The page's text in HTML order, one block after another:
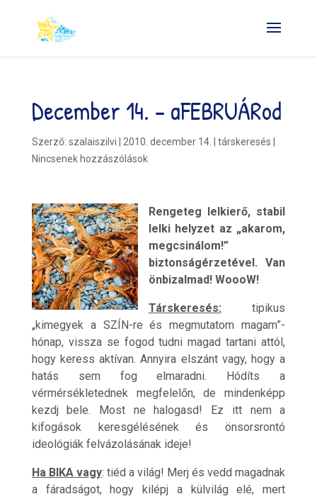
December 14. – aFEBRUÁRod
Szerző: szalaiszilvi 2010. december 14. társkeresés
Nincsenek hozzászólások
Rengeteg lelkierő, stabil
lelki helyzet az „akarom,
megcsinálom!”
biztonságérzetével. Van
önbizalmad! WoooW!
Társkeresés: tipikus
„kimegyek a SZÍN-re és megmutatom magam”-
hónap, vissza se fogod tudni magad tartani attól,
hogy keress aktívan. Annyira elszánt vagy, hogy a
hatás sem fog elmaradni. Hódíts a
vérmérsékletednek megfelelőn, de mindenképp
kezdj bele. Most ne halogasd! Ez itt nem a
kifogások keresgélésének és önsorsrontó
ideológiák felvázolásának ideje!
Ha BIKA vagy: tiéd a világ! Merj és vedd magadnak
a fáradságot, hogy kilépj a külvilág elé, mert